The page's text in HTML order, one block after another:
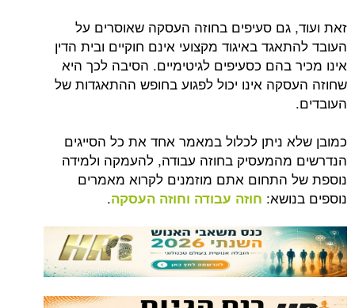
זאת ועוד, גם סעיפים בחוזה העסקה שאוסרים על
העובד להתאגד באיגוד מקצועי אינם חוקיים ובית הדין
אינו מכיר בהם כסעיפים לגיטימיים. הסיבה לכך היא
שחוזה העסקה אינו יכול לפגוע בחופש ההתאגדות של
העובדים.
כמובן שלא ניתן לכלול במאמר אחד את כל הסייגים
הנדרשים מהמעסיק בחוזה עבודה, להעמקה ולמידה
נוספת של התחום אתם מוזמנים לקרוא מאמרים
נוספים בנושא: חוזה עבודה וחוזה העסקה.